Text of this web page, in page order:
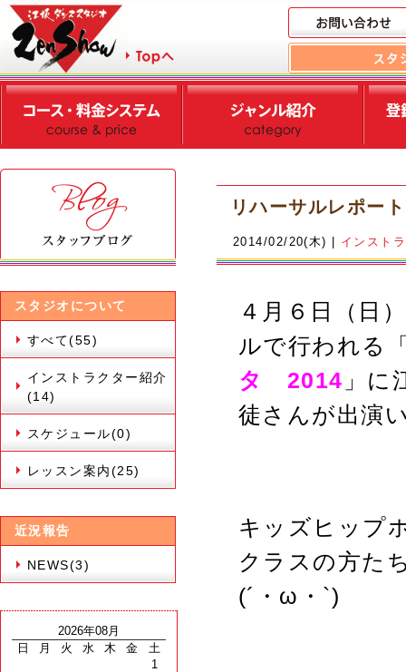
スタジオについて
すべて(55)
インストラクター紹介
(14)
スケジュール(0)
レッスン案内(25)
近況報告
NEWS(3)
2026年08月
日
月 火 水 木 金
土
1
リハーサルレポー
2014/02/20(木) | インスト
４月６日（日
ルで行われる
タ 2014 」に
徒さんが出演
キッズヒップ
クラスの方た
(´・ω・`)